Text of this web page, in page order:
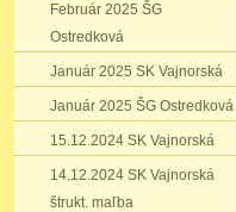
Február 2025 ŠG
Ostredková
Január 2025 SK Vajnorská
Január 2025 ŠG Ostredková
15.12.2024 SK Vajnorská
14.12.2024 SK Vajnorská
štrukt. maľba